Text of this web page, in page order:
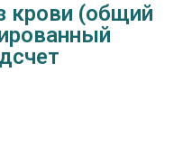
крови (общий